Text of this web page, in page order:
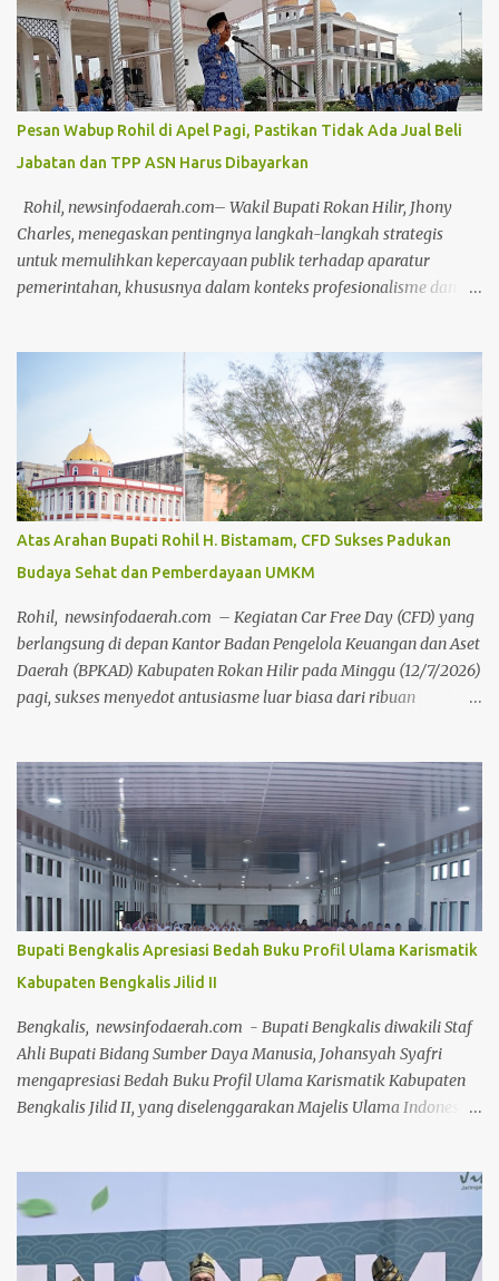
Lahamid, didampingi Wakil Ketua II Muhammad Dikky Suryadi
Khusaini dan Plh Sekdako Pekanbaru Masykur Tarmizi. Usai
paripurna, Masykur Tarmizi menyebutkan bahwa pandangan
umum dari fraksi di DPRD bersifat saran dan masukan bagi
Pemko Pekanbaru untuk keperluan perbaikan pengelolaan APBD
ke depannya. "Mulai dari perencanaan, penganggaran,
pelaksanaan, hingga pertanggungjawaban (APBD)," ungkapnya.
Dengan adanya saran masukan dari DPRD, kata Masykur,
diharapkan tata kelola pemerintahan yang baik dan
pemerintahan yang baik bisa terwuj...
Pesan Wabup Rohil di Apel Pagi, Pastikan Tidak Ada Jual Beli
Jabatan dan TPP ASN Harus Dibayarkan
Rohil, newsinfodaerah.com– Wakil Bupati Rokan Hilir, Jhony
Charles, menegaskan pentingnya langkah-langkah strategis
untuk memulihkan kepercayaan publik terhadap aparatur
pemerintahan, khususnya dalam konteks profesionalisme dan
Wabup menyoroti bahwa kepercayaan masyarakat dapat terkikis
apabila ASN terus bertahan dalam zona nyaman yang diwariskan
oleh sistem birokrasi feodal. Menurutnya, stagnasi kinerja yang
disebabkan oleh pola pikir birokratis harus segera ditinggalkan.
"Sudah terlalu lama ASN terjebak dalam kenyamanan semu yang
dibentuk oleh budaya birokrasi lama. Ini harus direformasi secara
menyeluruh agar produktivitas aparatur negara dapat
ditingkatkan,"ujar Jhony Charles di hadapan seluruh peserta apel.
Lebih lanjut, Wabup Jhony menyampaikan keprihatinannya
terhadap dinamika media sosial yang dalam beberapa hari
terakhir dipenuhi oleh komenta...
Atas Arahan Bupati Rohil H. Bistamam, CFD Sukses Padukan
Budaya Sehat dan Pemberdayaan UMKM
Rohil, newsinfodaerah.com – Kegiatan Car Free Day (CFD) yang
berlangsung di depan Kantor Badan Pengelola Keuangan dan Aset
Daerah (BPKAD) Kabupaten Rokan Hilir pada Minggu (12/7/2026)
pagi, sukses menyedot antusiasme luar biasa dari ribuan
penuh oleh Pemerintah Kabupaten Rokan Hilir. Agenda tersebut
menjadi upaya nyata pemerintah untuk terus mendorong budaya
hidup sehat sekaligus menghidupkan ruang publik yang positif
bagi warga. Sejak pagi, warga dari berbagai kalangan usia
memanfaatkan momen bebas kendaraan bermotor ini untuk
berolahraga, mulai dari senam bersama, joging, hingga
bersepeda. Selain menjadi ajang menjaga kebugaran dan
bersilaturahmi, CFD kali ini juga sukses menjadi motor penggerak
ekonomi daerah. Puluhan pelaku Usaha Mikro, Kecil, dan
Menengah (UMKM) lokal yang memadati area kegiatan
melaporkan lonjakan omzet yang positif berkat ramainya pe...
Bupati Bengkalis Apresiasi Bedah Buku Profil Ulama Karismatik
Kabupaten Bengkalis Jilid II
Bengkalis, newsinfodaerah.com - Bupati Bengkalis diwakili Staf
Ahli Bupati Bidang Sumber Daya Manusia, Johansyah Syafri
mengapresiasi Bedah Buku Profil Ulama Karismatik Kabupaten
Bengkalis Jilid II, yang diselenggarakan Majelis Ulama Indonesia
during dengan menghadirkan berbagai tokoh selaku narasumber,
Jumat 24 Juli 2026, di aula gedung Diklat Jalan Kelapapati Darat
Bengkalis. Dalam sambutannya, Johan mengatakan, kegiatan
bedah buku ini memiliki makna yang sangat penting karena